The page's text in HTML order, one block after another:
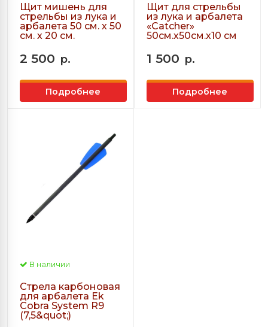
Щит мишень для
стрельбы из лука и
арбалета 50 см. х 50
см. х 20 см.
2 500 р.
Подробнее
Щит для стрельбы
из лука и арбалета
«Сatcher»
50см.х50см.х10 см
1 500 р.
Подробнее
В наличии
Стрела карбоновая
для арбалета Ek
Cobra System R9
(7,5&quot;)